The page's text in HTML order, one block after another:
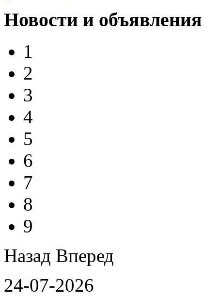
Новости и объявления
1
2
3
4
5
6
7
8
9
Назад Вперед
24-07-2026